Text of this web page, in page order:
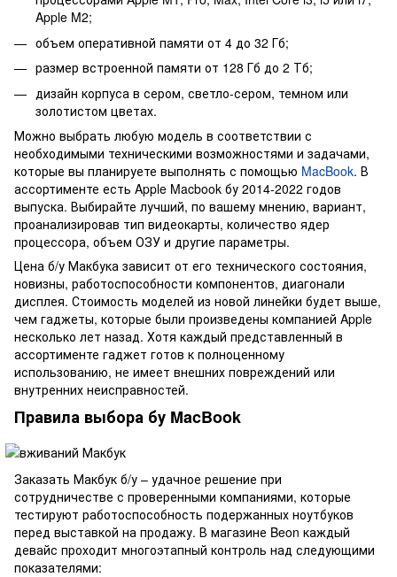
Apple M2;
объем оперативной памяти от 4 до 32 Гб;
размер встроенной памяти от 128 Гб до 2 Тб;
дизайн корпуса в сером, светло-сером, темном или
золотистом цветах.
Можно выбрать любую модель в соответствии с
необходимыми техническими возможностями и задачами,
которые вы планируете выполнять с помощью MacBook. В
ассортименте есть Apple Macbook бу 2014-2022 годов
выпуска. Выбирайте лучший, по вашему мнению, вариант,
проанализировав тип видеокарты, количество ядер
процессора, объем ОЗУ и другие параметры.
Цена б/у Макбука зависит от его технического состояния,
новизны, работоспособности компонентов, диагонали
дисплея. Стоимость моделей из новой линейки будет выше,
чем гаджеты, которые были произведены компанией Apple
несколько лет назад. Хотя каждый представленный в
ассортименте гаджет готов к полноценному
использованию, не имеет внешних повреждений или
внутренних неисправностей.
Правила выбора бу MacBook
Заказать Макбук б/у – удачное решение при
сотрудничестве с проверенными компаниями, которые
тестируют работоспособность подержанных ноутбуков
перед выставкой на продажу. В магазине Beon каждый
девайс проходит многоэтапный контроль над следующими
показателями: